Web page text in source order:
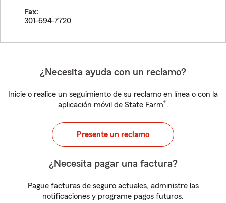
Fax:
301-694-7720
¿Necesita ayuda con un reclamo?
Inicie o realice un seguimiento de su reclamo en línea o con la
aplicación móvil de State Farm®.
Presente un reclamo
¿Necesita pagar una factura?
Pague facturas de seguro actuales, administre las
notificaciones y programe pagos futuros.